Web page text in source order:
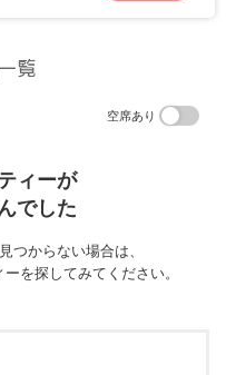
覧
空席あり
ィーが
でした
つからない場合は、
を探してみてください。